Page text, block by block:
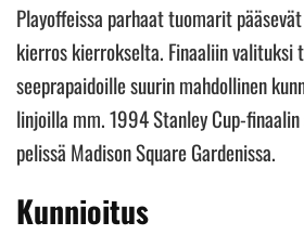
Playoffeissa parhaat tuomarit
kierros kierrokselta. Finaaliin valituksi
seeprapaidoille suurin mahdollinen
linjoilla mm. 1994 Stanley Cup-finaalin
pelissä Madison Square Gardenissa.
Kunnioitus